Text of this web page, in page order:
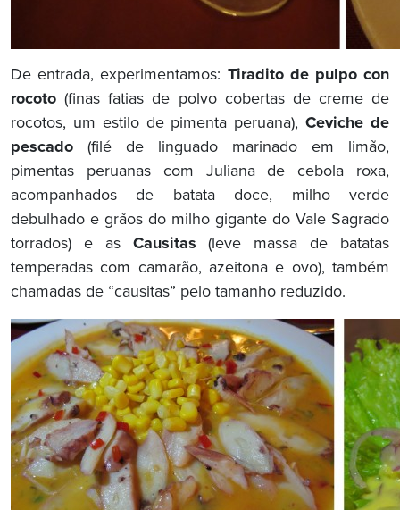
De entrada, experimentamos: Tiradito de pulpo con
rocoto (finas fatias de polvo cobertas de creme de
rocotos, um estilo de pimenta peruana),Ceviche de
pescado (filé de linguado marinado em limão,
pimentas peruanas com Juliana de cebola roxa,
acompanhados de batata doce, milho verde
debulhado e grãos do milho gigante do Vale Sagrado
torrados) e as Causitas (leve massa de batatas
temperadas com camarão, azeitona e ovo), também
chamadas de “causitas” pelo tamanho reduzido.